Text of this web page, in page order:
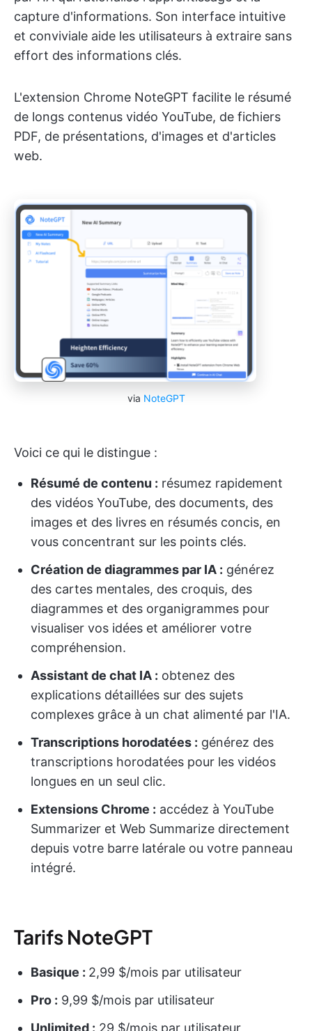
capture d'informations. Son interface intuitive
et conviviale aide les utilisateurs à extraire sans
effort des informations clés.
L'extension Chrome NoteGPT facilite le résumé
de longs contenus vidéo YouTube, de fichiers
PDF, de présentations, d'images et d'articles
web.
via NoteGPT
Voici ce qui le distingue :
Résumé de contenu : résumez rapidement
des vidéos YouTube, des documents, des
images et des livres en résumés concis, en
vous concentrant sur les points clés.
Création de diagrammes par IA : générez
des cartes mentales, des croquis, des
diagrammes et des organigrammes pour
visualiser vos idées et améliorer votre
compréhension.
Assistant de chat IA : obtenez des
explications détaillées sur des sujets
complexes grâce à un chat alimenté par l'IA.
Transcriptions horodatées : générez des
transcriptions horodatées pour les vidéos
longues en un seul clic.
Extensions Chrome : accédez à YouTube
Summarizer et Web Summarize directement
depuis votre barre latérale ou votre panneau
intégré.
Tarifs NoteGPT
Basique : 2,99 $/mois par utilisateur
Pro : 9,99 $/mois par utilisateur